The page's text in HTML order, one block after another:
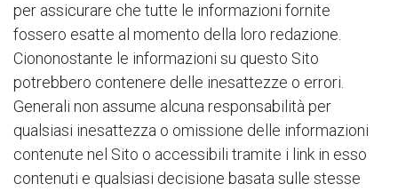
per assicurare che tutte le informazioni fornite
fossero esatte al momento della loro redazione.
Ciononostante le informazioni su questo Sito
potrebbero contenere delle inesattezze o errori.
Generali non assume alcuna responsabilità per
qualsiasi inesattezza o omissione delle informazioni
contenute nel Sito o accessibili tramite i link in esso
contenuti e qualsiasi decisione basata sulle stesse